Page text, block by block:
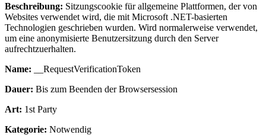
Beschreibung: Sitzungscookie für allgemeine Plattformen, der von
Websites verwendet wird, die mit Microsoft .NET-basierten
Technologien geschrieben wurden. Wird normalerweise verwendet,
um eine anonymisierte Benutzersitzung durch den Server
aufrechtzuerhalten.
Name: __RequestVerificationToken
Dauer: Bis zum Beenden der Browsersession
Art: 1st Party
Kategorie: Notwendig